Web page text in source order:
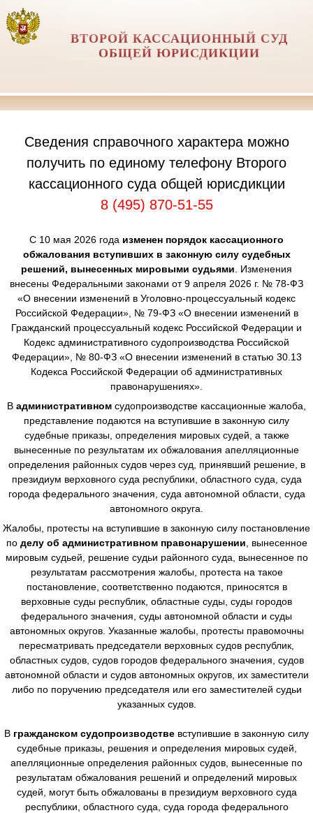
ВТОРОЙ КАССАЦИОННЫЙ СУД
ОБЩЕЙ ЮРИСДИКЦИИ
Сведения справочного характера можно
получить по единому телефону Второго
кассационного суда общей юрисдикции
8 (495) 870-51-55
С 10 мая 2026 года изменен порядок кассационного
обжалования вступивших в законную силу судебных
решений, вынесенных мировыми судьями . Изменения
внесены Федеральными законами от 9 апреля 2026 г. № 78-ФЗ
«О внесении изменений в Уголовно-процессуальный кодекс
Российской Федерации», № 79-ФЗ «О внесении изменений в
Гражданский процессуальный кодекс Российской Федерации и
Кодекс административного судопроизводства Российской
Федерации», № 80-ФЗ «О внесении изменений в статью 30.13
Кодекса Российской Федерации об административных
правонарушениях».
В административном судопроизводстве кассационные жалоба,
представление подаются на вступившие в законную силу
судебные приказы, определения мировых судей, а также
вынесенные по результатам их обжалования апелляционные
определения районных судов через суд, принявший решение, в
президиум верховного суда республики, областного суда, суда
города федерального значения, суда автономной области, суда
автономного округа.
Жалобы, протесты на вступившие в законную силу постановление
по делу об административном правонарушении , вынесенное
мировым судьей, решение судьи районного суда, вынесенное по
результатам рассмотрения жалобы, протеста на такое
постановление, соответственно подаются, приносятся в
верховные суды республик, областные суды, суды городов
федерального значения, суды автономной области и суды
автономных округов. Указанные жалобы, протесты правомочны
пересматривать председатели верховных судов республик,
областных судов, судов городов федерального значения, судов
автономной области и судов автономных округов, их заместители
либо по поручению председателя или его заместителей судьи
указанных судов.
В гражданском судопроизводстве вступившие в законную силу
судебные приказы, решения и определения мировых судей,
апелляционные определения районных судов, вынесенные по
результатам обжалования решений и определений мировых
судей, могут быть обжалованы в президиум верховного суда
республики, областного суда, суда города федерального